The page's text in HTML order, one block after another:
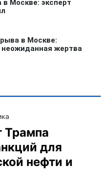
Трампа
для
нефти и